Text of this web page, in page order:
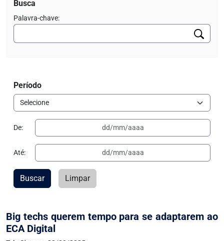
Big techs querem tempo para se adaptarem ao
ECA Digital
Busca
Palavra-chave:
Período
De:
Até:
Buscar Limpar